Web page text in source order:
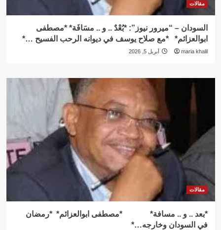
مقالات
السودان – “ميرور نيوز”: *بُعْدٌ .. و .. مسَافَة* *مصطفى
ابوالعزائم* *مع صلاح يوسف في ديوانه الرحب الفسيح …*
maria khalil أبريل 5, 2026
مقالات
*بعد .. و .. مسافة* *مصطفى ابوالعزائم* *رمضان
في السودان وخارجه…*